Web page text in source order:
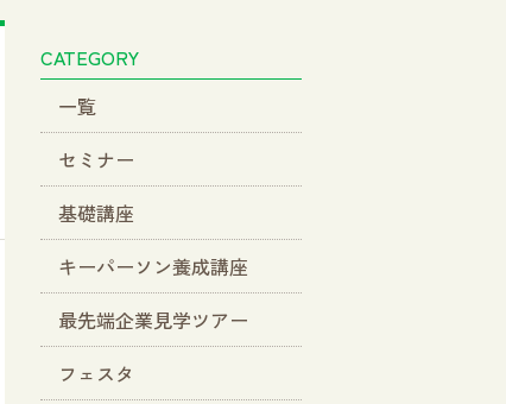
CATEGORY
一覧
セミナー
基礎講座
キーパーソン養成講座
最先端企業見学ツアー
フェスタ